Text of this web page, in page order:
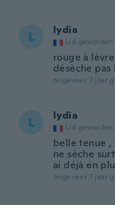
L lydia
Lid geworden
rouge à
désèche
ongeveer 7 jaar
L lydia
Lid geworden
belle tenue ,
ne sèche
ai déjà en
ongeveer 7 jaar